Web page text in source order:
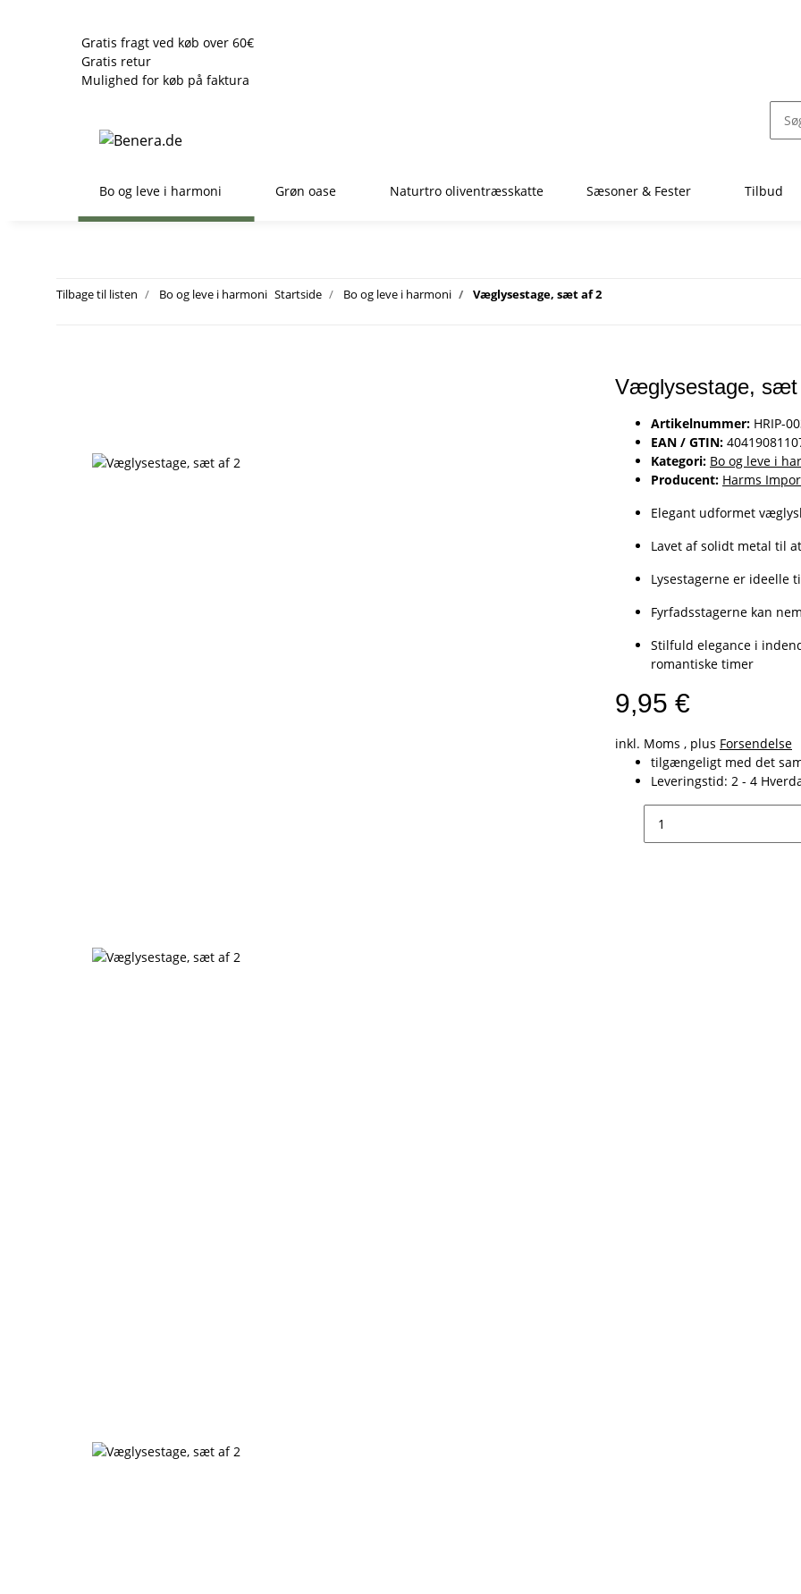
Gratis fragt ved køb over 60€
Gratis retur
Mulighed for køb på faktura
Bo og leve i harmoni Grøn oase Naturtro oliventræsskatte Sæsoner & Fester Tilbud
Tilbage til listen Bo og leve i harmoni Startside Bo og leve i harmoni Væglysestage, sæt af 2
Væglysestage, sæt
Artikelnummer: HRIP-
EAN / GTIN:
Kategori: Bo og leve i
Producent: Harms
Elegant udformet
Lavet af solidt metal til
Lysestagerne er ideelle
Fyrfadsstagerne kan
Stilfuld elegance i
romantiske timer
9,95 €
inkl. Moms , plus Forsendelse
tilgængeligt med det
Leveringstid: 2 - 4